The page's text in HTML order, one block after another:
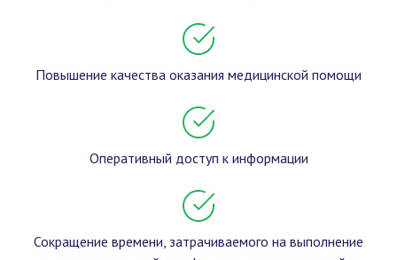
Повышение качества оказания медицинской помощи
Оперативный доступ к информации
Сокращение времени, затрачиваемого на выполнение